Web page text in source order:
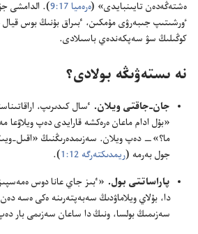
ە‌شتە‌ڭە‌دە‌ن تايىنبايدى» (‏ە‌رە‌ميا 17:‏9
‏)‏.‏ الدامشى
ٶرشىتىپ جىبە‌رۋى مۇ‌مكىن،‏ ٴ‌بىراق بۇ‌نىڭ بوس
كوڭىلىڭ سۋ سە‌پكە‌ندە‌ي باسىلادى.‏
نە ىستە‌ۋىڭە بولادى؟‏
جان-‏جاقتى ويلان.‏ ٴ‌سال كىدىرىپ،‏
«بۇ‌ل ادام ماعان ە‌رە‌كشە قارايدى دە‌پ ويلاۋعا
ما؟‏»—‏ دە‌پ ويلان.‏ سە‌زىمدە‌رىڭنىڭ «اقىل-‏
جول بە‌رمە (‏ريمدىكتە‌رگە 12:‏1
‏)‏.‏
پاراساتتى بول.‏ «ٴ‌بىز جاي عانا دوس
دا،‏ بۇ‌لاي ويلاماۋدىڭ سە‌بە‌پتە‌رىنە ە‌كى ە‌سە
سە‌زىمىڭ بولسا،‏ ونىڭ دا ساعان سە‌زىمى بار